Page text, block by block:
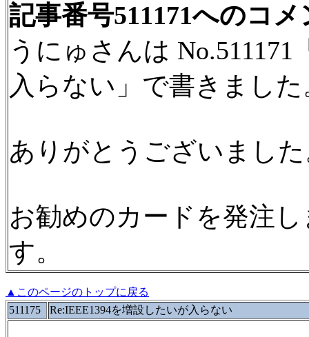
記事番号511171へのコメ
うにゅさんは No.511171
入らない」で書きました
ありがとうございまし
お勧めのカードを発注
す。
▲このページのトップに戻る
511175
Re:IEEE1394を増設したいが入らない